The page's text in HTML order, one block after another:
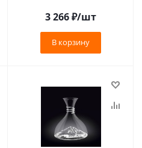
3 266₽/шт
В корзину